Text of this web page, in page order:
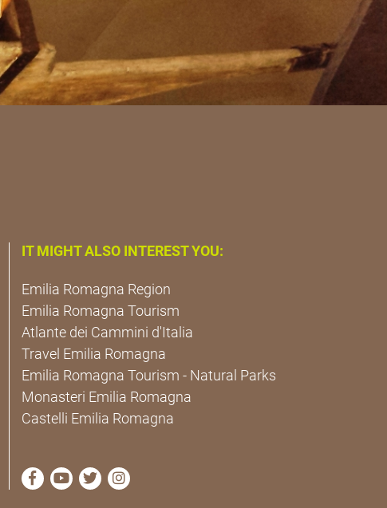
IT MIGHT ALSO INTEREST YOU:
Emilia Romagna Region
Emilia Romagna Tourism
Atlante dei Cammini d'Italia
Travel Emilia Romagna
Emilia Romagna Tourism - Natural Parks
Monasteri Emilia Romagna
Castelli Emilia Romagna
visit Cammini Emilia-Romagna Facebook profile page
visit Cammini Emilia-Romagna YouTube profile
visit Cammini Emilia-Romagna Twitter profile
visit Cammini Emilia-Romagna